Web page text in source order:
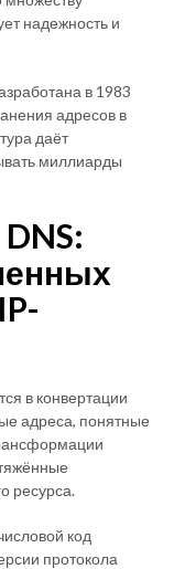
надежность и
в 1983
адресов в
даёт
миллиарды
в конвертации
адреса, понятные
ресурса.
код
протокола